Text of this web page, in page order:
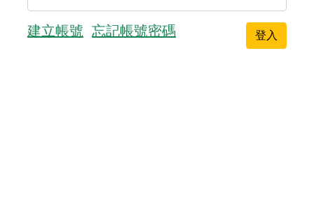
建立帳號 忘記帳號密碼